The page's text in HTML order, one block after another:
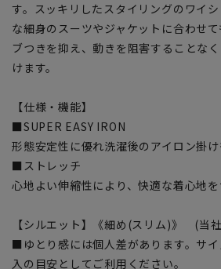
す。スッキリしたスタイリングのワイ
な細身のスーツやジャケットに合わせ
ブつきを抑え、動きを阻害することな
けます。
【仕様・機能】
■SUPER EASY IRON
形態安定性に優れ洗濯後のアイロン掛け
■ストレッチ
心地よい伸縮性により、快適な着心地を
【シルエット】《細め(スリム)》 (当
■ゆとり感には個人差があります。サ
入の目安としてご利用ください。